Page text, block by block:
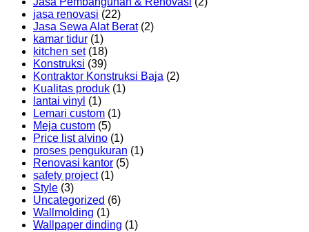
jasa renovasi (22)
Jasa Sewa Alat Berat(2)
kamar tidur (1)
kitchen set(18)
Konstruksi (39)
Kontraktor Konstruksi Baja (2)
Kualitas produk (1)
lantai vinyl (1)
Lemari custom (1)
Meja custom (5)
Price list alvino (1)
proses pengukuran (1)
Renovasi kantor (5)
safety project(1)
Style (3)
Uncategorized (6)
Wallmolding (1)
Wallpaper dinding (1)